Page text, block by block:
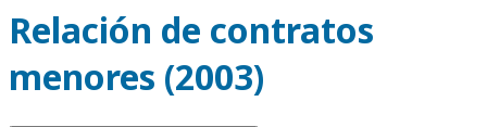
Relación de contratos
menores (2003)